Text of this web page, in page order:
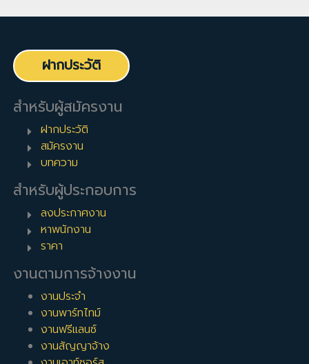
ฝากประวัติ
สำหรับผู้สมัครงาน
ฝากประวัติ
สมัครงาน
บทความ
สำหรับผู้ประกอบการ
ลงประกาศงาน
หาพนักงาน
ราคา
งานตามการจ้างงาน
งานประจำ
งานพาร์ทไทม์
งานฟรีแลนซ์
งานสัญญาจ้าง